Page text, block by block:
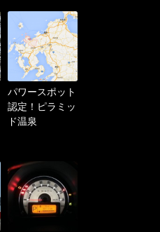
パワースポット
認定！ピラミッ
ド温泉